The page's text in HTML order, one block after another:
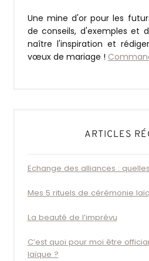
Une mine d'or pour les
de conseils, d'exemples et
naître l'inspiration et
vœux de mariage !
ARTICLES
Echange des alliances :
Mes 5 rituels de cérémonie
La beauté de l’imprévu
C’est quoi pour moi être
laïque ?